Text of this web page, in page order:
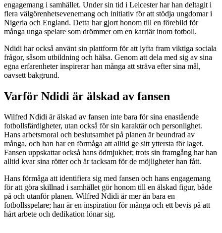
engagemang i samhället. Under sin tid i Leicester har han deltagit i
flera välgörenhetsevenemang och initiativ för att stödja ungdomar i
Nigeria och England. Detta har gjort honom till en förebild för
många unga spelare som drömmer om en karriär inom fotboll.
Ndidi har också använt sin plattform för att lyfta fram viktiga sociala
frågor, såsom utbildning och hälsa. Genom att dela med sig av sina
egna erfarenheter inspirerar han många att sträva efter sina mål,
oavsett bakgrund.
Varför Ndidi är älskad av fansen
Wilfred Ndidi är älskad av fansen inte bara för sina enastående
fotbollsfärdigheter, utan också för sin karaktär och personlighet.
Hans arbetsmoral och beslutsamhet på planen är beundrad av
många, och han har en förmåga att alltid ge sitt yttersta för laget.
Fansen uppskattar också hans ödmjukhet; trots sin framgång har han
alltid kvar sina rötter och är tacksam för de möjligheter han fått.
Hans förmåga att identifiera sig med fansen och hans engagemang
för att göra skillnad i samhället gör honom till en älskad figur, både
på och utanför planen. Wilfred Ndidi är mer än bara en
fotbollsspelare; han är en inspiration för många och ett bevis på att
hårt arbete och dedikation lönar sig.